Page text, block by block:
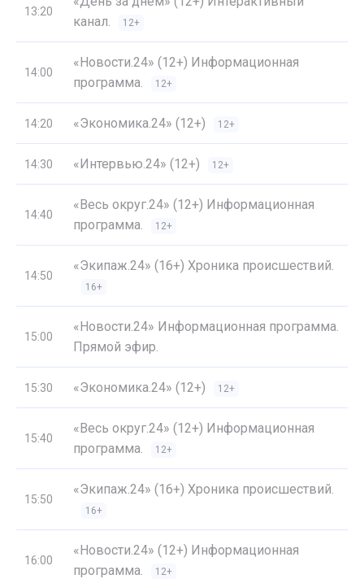
13:20
канал.
12+
14:00
«Новости.24» (12+) Информационная
программа.
12+
14:20 «Экономика.24» (12+) 12+
14:30 «Интервью.24» (12+) 12+
14:40
«Весь округ.24» (12+) Информационная
программа.
12+
14:50
«Экипаж.24» (16+) Хроника происшествий.
16+
15:00
«Новости.24» Информационная программа.
Прямой эфир.
15:30 «Экономика.24» (12+) 12+
15:40
«Весь округ.24» (12+) Информационная
программа.
12+
15:50
«Экипаж.24» (16+) Хроника происшествий.
16+
16:00
«Новости.24» (12+) Информационная
программа.
12+